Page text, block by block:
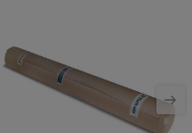
5G
510039022
Viisteet kaikilla sivuilla